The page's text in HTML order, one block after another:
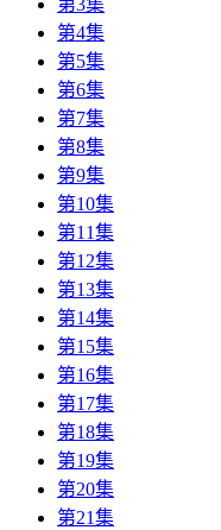
第3集
第4集
第5集
第6集
第7集
第8集
第9集
第10集
第11集
第12集
第13集
第14集
第15集
第16集
第17集
第18集
第19集
第20集
第21集